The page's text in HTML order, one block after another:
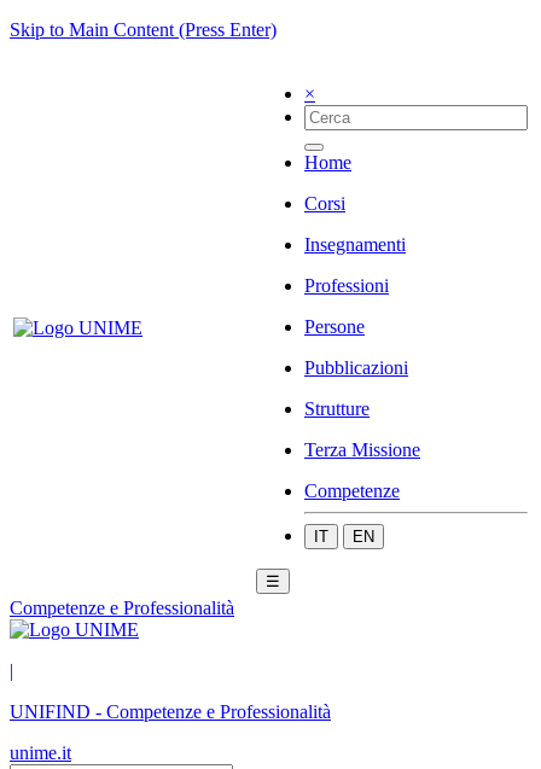
Skip to Main Content (Press Enter)
×
Home
Corsi
Insegnamenti
Professioni
Persone
Pubblicazioni
Strutture
Terza Missione
Competenze
IT EN
☰
Competenze e Professionalità
|
UNIFIND - Competenze e Professionalità
unime.it